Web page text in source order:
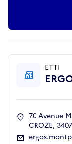
ETTI
70 Avenue
CROZE,